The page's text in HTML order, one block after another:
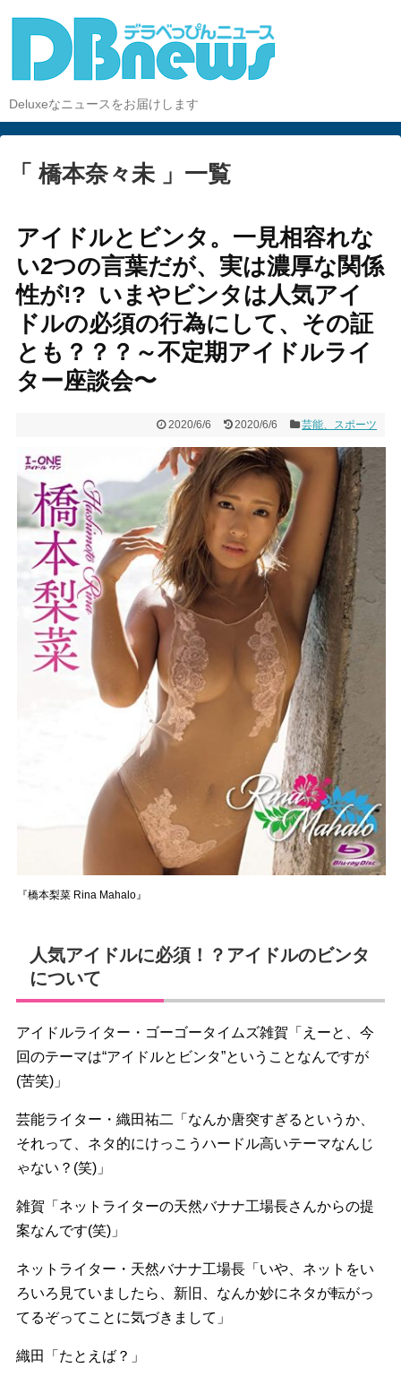
Deluxeなニュースをお届けします
「 橋本奈々未 」一覧
アイドルとビンタ。一見相容れな
い2つの言葉だが、実は濃厚な関係
性が!? いまやビンタは人気アイ
ドルの必須の行為にして、その証
とも？？？～不定期アイドルライ
ター座談会〜
2020/6/6 2020/6/6 芸能、スポーツ
『橋本梨菜 Rina Mahalo』
人気アイドルに必須！？アイドルのビンタ
について
アイドルライター・ゴーゴータイムズ雑賀「えーと、今
回のテーマは“アイドルとビンタ”ということなんですが
(苦笑)」
芸能ライター・織田祐二「なんか唐突すぎるというか、
それって、ネタ的にけっこうハードル高いテーマなんじ
ゃない？(笑)」
雑賀「ネットライターの天然バナナ工場長さんからの提
案なんです(笑)」
ネットライター・天然バナナ工場長「いや、ネットをい
ろいろ見ていましたら、新旧、なんか妙にネタが転がっ
てるぞってことに気づきまして」
織田「たとえば？」